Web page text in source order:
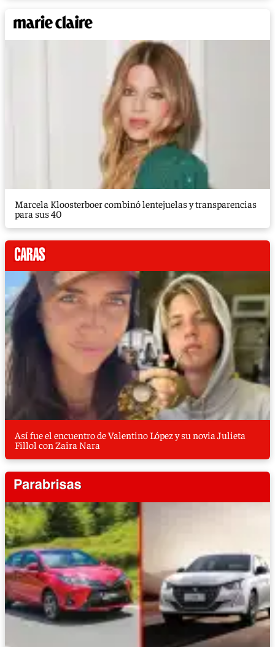
Marcela Kloosterboer combinó lentejuelas y transparencias
para sus 40
Así fue el encuentro de Valentino López y su novia Julieta
Fillol con Zaira Nara